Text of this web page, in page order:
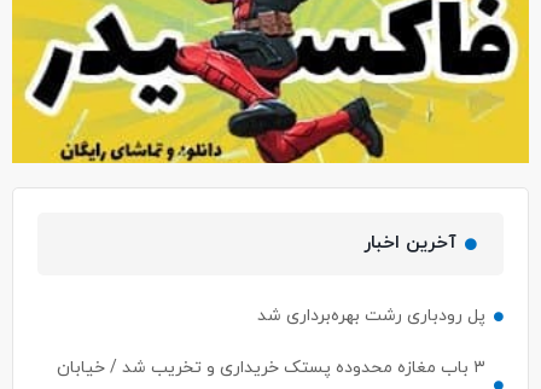
آخرین اخبار
پل رودباری رشت بهره‌برداری شد
۳ باب مغازه محدوده پستک خریداری و تخریب شد / خیابان